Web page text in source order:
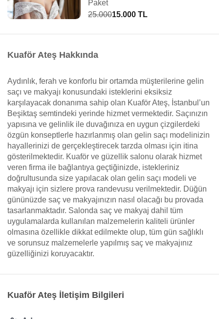
Paket
25.00015.000 TL
Kuaför Ateş Hakkında
Aydınlık, ferah ve konforlu bir ortamda müşterilerine gelin
saçı ve makyajı konusundaki isteklerini eksiksiz
karşılayacak donanıma sahip olan Kuaför Ateş, İstanbul’un
Beşiktaş semtindeki yerinde hizmet vermektedir. Saçınızın
yapısına ve gelinlik ile duvağınıza en uygun çizgilerdeki
özgün konseptlerle hazırlanmış olan gelin saçı modelinizin
hayallerinizi de gerçekleştirecek tarzda olması için itina
gösterilmektedir. Kuaför ve güzellik salonu olarak hizmet
veren firma ile bağlantıya geçtiğinizde, istekleriniz
doğrultusunda size yapılacak olan gelin saçı modeli ve
makyajı için sizlere prova randevusu verilmektedir. Düğün
gününüzde saç ve makyajınızın nasıl olacağı bu provada
tasarlanmaktadır. Salonda saç ve makyaj dahil tüm
uygulamalarda kullanılan malzemelerin kaliteli ürünler
olmasına özellikle dikkat edilmekte olup, tüm gün sağlıklı
ve sorunsuz malzemelerle yapılmış saç ve makyajınız
güzelliğinizi koruyacaktır.
Kuaför Ateş İletişim Bilgileri